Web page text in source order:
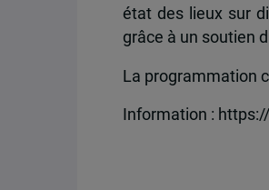
état des lieux sur
grâce à un soutien
La programmation
Information :